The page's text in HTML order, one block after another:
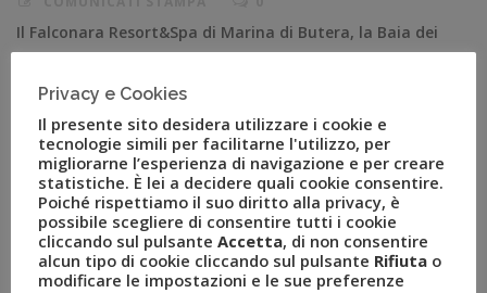
Il Falconara Resort&Spa di Marina di Butera, la Baia dei
Mulini Resort&Spa di Erice e l’Infinity Resort di Tropea si
aggiungono ai nove hotel e resort già guidati dal
gruppo Uvet Milano, 10 febbraio 2021 – Salgono a dodici
le strutture alberghiere complessive a marchio Uvet
Hotel Company tra Italia ed estero. Infatti, la società
[…]
Privacy e Cookies
Il presente sito desidera utilizzare i cookie e
tecnologie simili per facilitarne l'utilizzo, per
migliorarne l’esperienza di navigazione e per creare
statistiche. È lei a decidere quali cookie consentire.
Poiché rispettiamo il suo diritto alla privacy, è
possibile scegliere di consentire tutti i cookie
cliccando sul pulsante Accetta, di non consentire
alcun tipo di cookie cliccando sul pulsante Rifiuta o
modificare le impostazioni e le sue preferenze